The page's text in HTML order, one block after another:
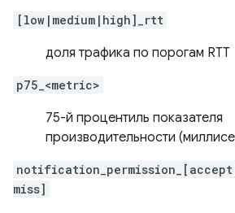
[low|medium|high]_rtt
доля трафика по порогам RTT
p75_<metric>
75-й процентиль показателя
производительности
miss]